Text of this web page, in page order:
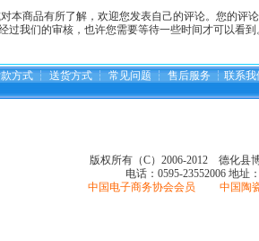
商品有所了解，欢迎您发表自己的评论。您的评
过我们的审核，也许您需要等待一些时间才可以看
方式 ┆ 送货方式 ┆ 常见问题 ┆ 售后服务 ┆ 联系我
版权所有（C）2006-2012 德化县
电话：0595-23552006 地址
中国电子商务协会会员 中国陶